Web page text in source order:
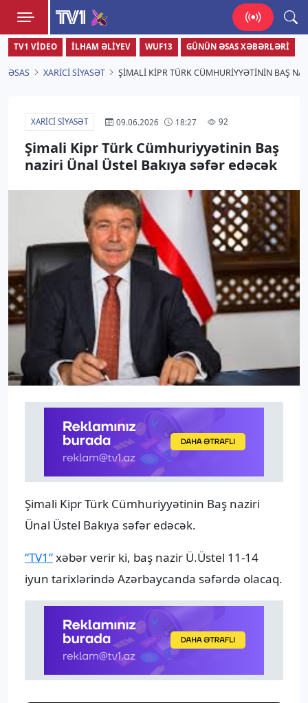
TV1
Zamanı bizimlə yaşa!
TV1 VIDEO İLHAM ƏLIYEV WUF13 GÜNÜN ƏSAS XƏBƏRLƏRI
ƏSAS XARICI SIYASƏT ŞIMALI KIPR TÜRK CÜMHURIYYƏTININ BAŞ
XARICI SIYASƏT 09.06.2026 18:27 92
Şimali Kipr Türk Cümhuriyyətinin Baş
naziri Ünal Üstel Bakıya səfər edəcək
Şimali Kipr Türk Cümhuriyyətinin Baş naziri
Ünal Üstel Bakıya səfər edəcək.
“TV1”xəbər verir ki, baş nazir Ü.Üstel 11-14
iyun tarixlərində Azərbaycanda səfərdə olacaq.